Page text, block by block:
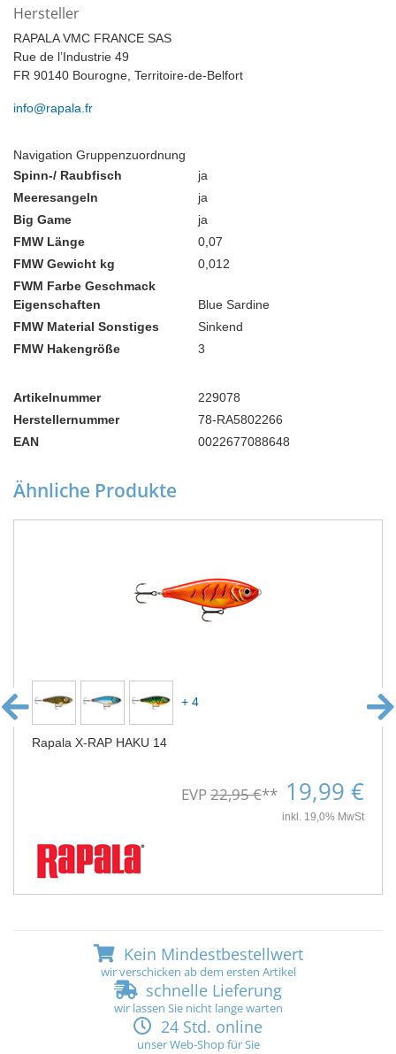
Hersteller
RAPALA VMC FRANCE SAS
Rue de l’Industrie 49
FR 90140 Bourogne, Territoire-de-Belfort
info@rapala.fr
Navigation Gruppenzuordnung
Spinn-/ Raubfisch
ja
Meeresangeln
ja
Big Game
ja
FMW Länge
0,07
FMW Gewicht kg
0,012
FWM Farbe Geschmack
Eigenschaften
Blue Sardine
FMW Material Sonstiges
Sinkend
FMW Hakengröße
3
Artikelnummer
229078
Herstellernummer
78-RA5802266
EAN
0022677088648
Ähnliche Produkte
+ 4
Rapala X-RAP HAKU 14
EVP22,95 €** 19,99 €
inkl. 19,0% MwSt
Kein Mindestbestellwert
wir verschicken ab dem ersten Artikel
schnelle Lieferung
wir lassen Sie nicht lange warten
24 Std. online
unser Web-Shop für Sie